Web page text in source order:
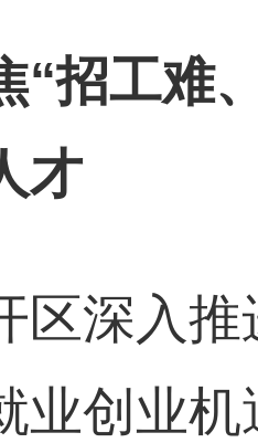
工难、
才
深入推
业创业